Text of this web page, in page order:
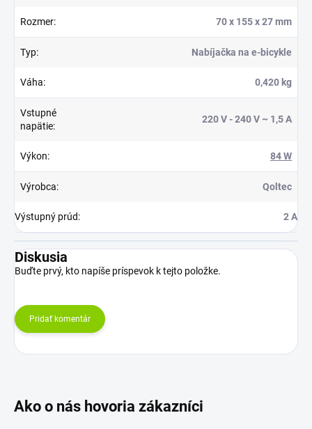
Rozmer: 70 x 155 x 27 mm
Typ: Nabíjačka na e-bicykle
Váha: 0,420 kg
Vstupné
napätie:
220 V - 240 V ~ 1,5 A
Výkon: 84 W
Výrobca: Qoltec
Výstupný prúd: 2 A
Diskusia
Buďte prvý, kto napíše príspevok k tejto položke.
Pridať komentár